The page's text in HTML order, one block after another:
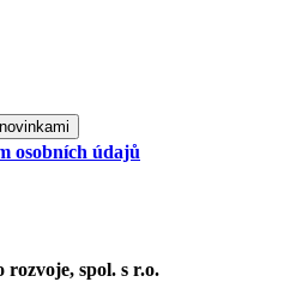
osobních údajů
spol. s r.o.